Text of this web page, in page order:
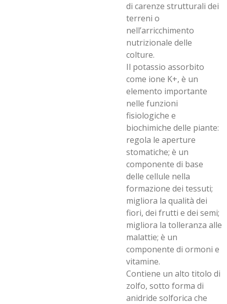
di carenze strutturali dei
terreni o
nell’arricchimento
nutrizionale delle
colture.
Il potassio assorbito
come ione K+, è un
elemento importante
nelle funzioni
fisiologiche e
biochimiche delle piante:
regola le aperture
stomatiche; è un
componente di base
delle cellule nella
formazione dei tessuti;
migliora la qualità dei
fiori, dei frutti e dei semi;
migliora la tolleranza alle
malattie; è un
componente di ormoni e
vitamine.
Contiene un alto titolo di
zolfo, sotto forma di
anidride solforica che